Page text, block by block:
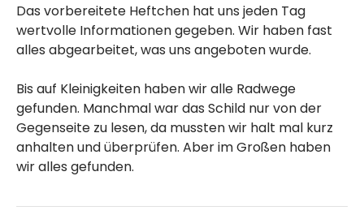
Das vorbereitete Heftchen hat uns jeden Tag
wertvolle Informationen gegeben. Wir haben fast
alles abgearbeitet, was uns angeboten wurde.
Bis auf Kleinigkeiten haben wir alle Radwege
gefunden. Manchmal war das Schild nur von der
Gegenseite zu lesen, da mussten wir halt mal kurz
anhalten und überprüfen. Aber im Großen haben
wir alles gefunden.